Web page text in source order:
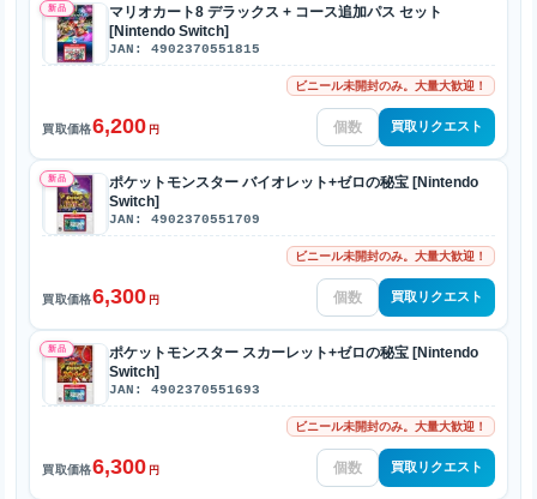
新品
マリオカート8 デラックス + コース追加パス セット
[Nintendo Switch]
JAN: 4902370551815
ビニール未開封のみ。大量大歓迎！
買取価格6,200 円 買取リクエスト
新品
ポケットモンスター バイオレット+ゼロの秘宝 [Nintendo
Switch]
JAN: 4902370551709
ビニール未開封のみ。大量大歓迎！
買取価格6,300 円 買取リクエスト
新品
ポケットモンスター スカーレット+ゼロの秘宝 [Nintendo
Switch]
JAN: 4902370551693
ビニール未開封のみ。大量大歓迎！
買取価格6,300 円 買取リクエスト